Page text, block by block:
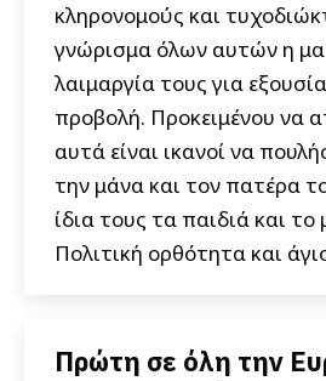
κληρονομούς και
γνώρισμα όλων αυτών η
λαιμαργία τους για
προβολή. Προκειμένου να
αυτά είναι ικανοί να
την μάνα και τον πατέρα
ίδια τους τα παιδιά και το
Πολιτική ορθότητα και
Πρώτη σε όλη την